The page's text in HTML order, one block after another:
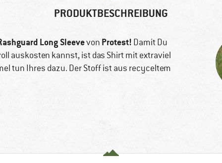
PRODUKTBESCHREIBUNG
Long Sleevevon Protest! Damit Du
auskosten kannst, ist das Shirt mit extraviel
tun Ihres dazu. Der Stoff ist aus recyceltem